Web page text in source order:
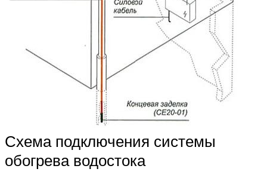
Схема подключения системы
обогрева водостока